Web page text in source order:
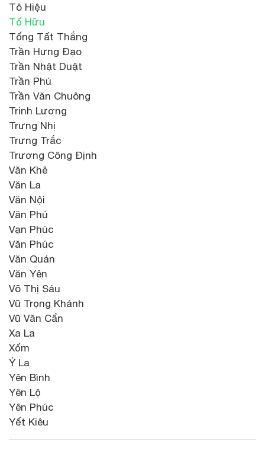
Tô Hiệu
Tố Hữu
Tống Tất Thắng
Trần Hưng Đạo
Trần Nhật Duật
Trần Phú
Trần Văn Chuông
Trinh Lương
Trưng Nhị
Trưng Trắc
Trương Công Định
Văn Khê
Văn La
Văn Nội
Văn Phú
Vạn Phúc
Văn Phúc
Văn Quán
Văn Yên
Võ Thị Sáu
Vũ Trọng Khánh
Vũ Văn Cẩn
Xa La
Xốm
Ỷ La
Yên Bình
Yên Lộ
Yên Phúc
Yết Kiêu